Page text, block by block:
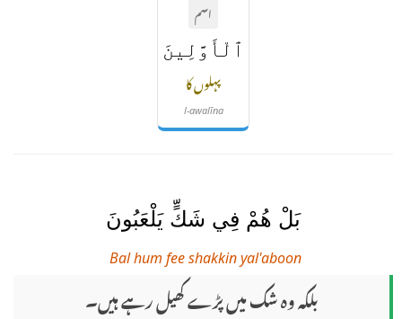
اسم
ٱلْأَوَّلِينَ
پہلوں کا
l-awalīna
بَلْ هُمْ فِي شَكٍّ يَلْعَبُونَ
Bal hum fee shakkin yal'aboon
بلکہ وہ شک میں پڑے کھیل رہے ہیں۔